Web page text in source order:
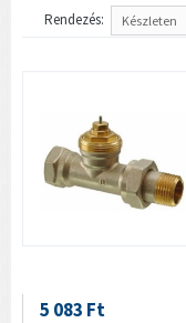
Rendezés: Készleten
5 083 Ft